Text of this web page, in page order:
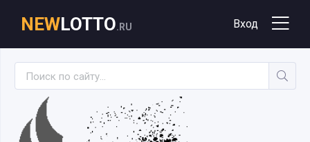
NEWLOTTO.RU Вход